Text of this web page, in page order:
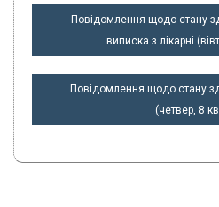
НАВІГАЦІЯ
ЗАПИСІВ
Повідомлення щодо стану
виписка з лікарні
Повідомлення щодо стану
(четвер, 8